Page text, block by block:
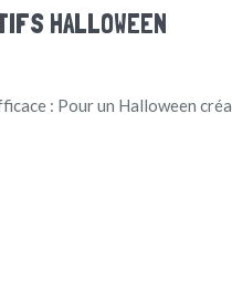
HALLOWEEN
: Pour un Halloween